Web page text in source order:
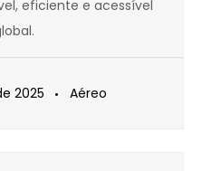
eficiente e acessível
2025 Aéreo